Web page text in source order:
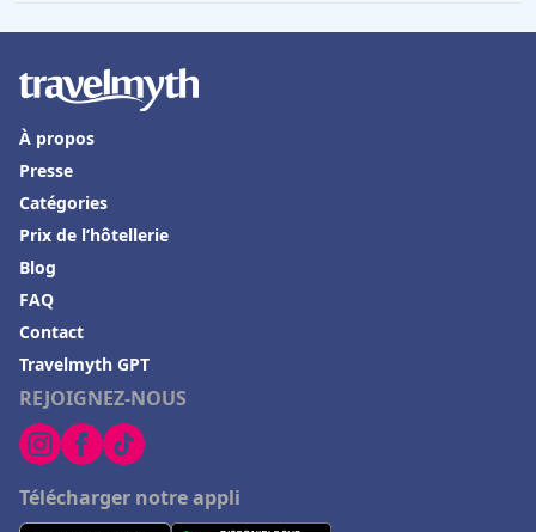
REJOIGNEZ-NOUS
Télécharger notre appli
À propos
Presse
Catégories
Prix de l’hôtellerie
Blog
FAQ
Contact
Travelmyth GPT